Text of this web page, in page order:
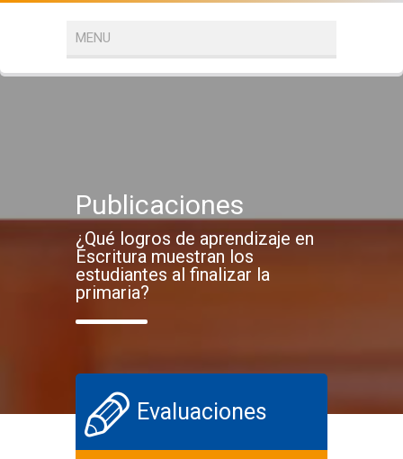
Publicaciones
¿Qué logros de aprendizaje en
Escritura muestran los
estudiantes al finalizar la
primaria?
Evaluaciones